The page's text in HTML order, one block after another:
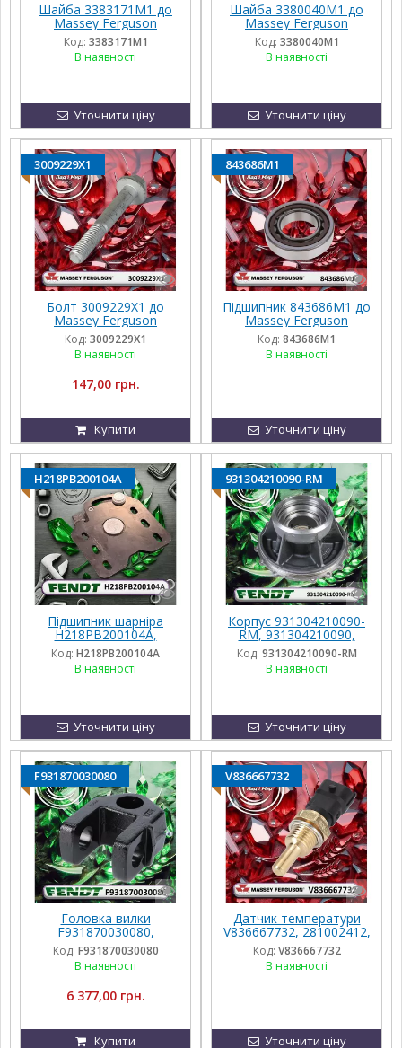
Шайба 3383171M1 до
Massey Ferguson
Код: 3383171M1
В наявності
Уточнити ціну
Шайба 3380040M1 до
Massey Ferguson
Код: 3380040M1
В наявності
Уточнити ціну
3009229X1
Болт 3009229X1 до
Massey Ferguson
Код: 3009229X1
В наявності
147,00 грн.
Купити
843686M1
Підшипник 843686M1 до
Massey Ferguson
Код: 843686M1
В наявності
Уточнити ціну
H218PB200104A
Підшипник шарніра
H218PB200104A,
G931870040011 до
техніки Fendt
Код: H218PB200104A
В наявності
Уточнити ціну
931304210090-RM
Корпус 931304210090-
RM, 931304210090,
970.04.025.02 до
трактора Fendt 936
REMAN
Код: 931304210090-RM
В наявності
Уточнити ціну
F931870030080
Головка вилки
F931870030080,
F931870030010 до
трактора Fendt
Код: F931870030080
В наявності
6 377,00 грн.
Купити
V836667732
Датчик температури
V836667732, 281002412,
0281002412,
G117902020030 до
Massey Ferguson
Код: V836667732
В наявності
Уточнити ціну